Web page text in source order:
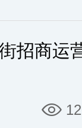
招商运